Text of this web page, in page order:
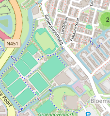
2